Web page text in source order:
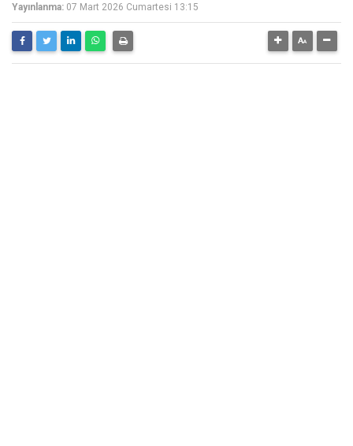
Yayınlanma: 07 Mart 2026 Cumartesi 13:15